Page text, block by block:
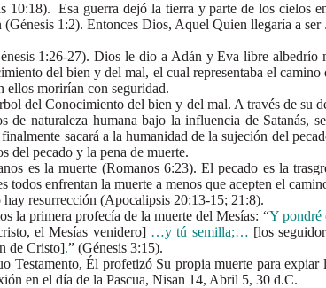
Esa guerra dejó la tierra y parte de los cielos
1:2). Entonces Dios, Aquel Quien llegaría a ser
1:26-27). Dios le dio a Adán y Eva libre albedrío
del bien y del mal, el cual representaba el camino
ellos morirían con seguridad.
Conocimiento del bien y del mal. A través de su
naturaleza humana bajo la influencia de Satanás,
sacará a la humanidad de la sujeción del
del pecado y la pena de muerte.
la muerte (Romanos 6:23). El pecado es la
enfrentan la muerte a menos que acepten el
hay resurrección (Apocalipsis 20:13-15; 21:8).
primera profecía de la muerte del Mesías: “Y pondré
el Mesías venidero]…y tú semilla;… [los
de Cristo].” (Génesis 3:15).
Él profetizó Su propia muerte para expiar
en el día de la Pascua, Nisan 14, Abril 5, 30 d.C.